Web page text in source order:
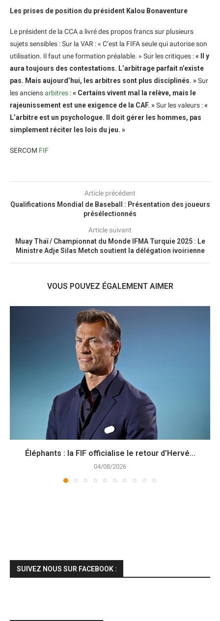
Les prises de position du président Kalou Bonaventure
Le président de la CCA a livré des propos francs sur plusieurs
sujets sensibles : Sur la VAR : « C’est la FIFA seule qui autorise son
utilisation. Il faut une formation préalable. » Sur les critiques :« Il y
aura toujours des contestations. L’arbitrage parfait n’existe
pas. Mais aujourd’hui, les arbitres sont plus disciplinés. »Sur
les anciensarbitres :« Certains vivent mal la relève, mais le
rajeunissement est une exigence de la CAF. »Sur les valeurs :«
L’arbitre est un psychologue. Il doit gérer les hommes, pas
simplement réciter les lois du jeu. »
SERCOM FIF
Article précédent
Qualifications Mondial de Baseball : Présentation des joueurs
présélectionnés
Article suivant
Muay Thaï / Championnat du Monde IFMA Turquie 2025 : Le
Ministre Adje Silas Metch soutient la délégation ivoirienne
VOUS POUVEZ ÉGALEMENT AIMER
Éléphants : la FIF officialise le retour d’Hervé...
04/08/2026
SUIVEZ NOUS SUR FACEBOOK :